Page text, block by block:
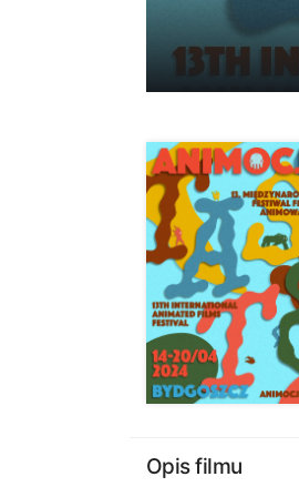
Opis filmu